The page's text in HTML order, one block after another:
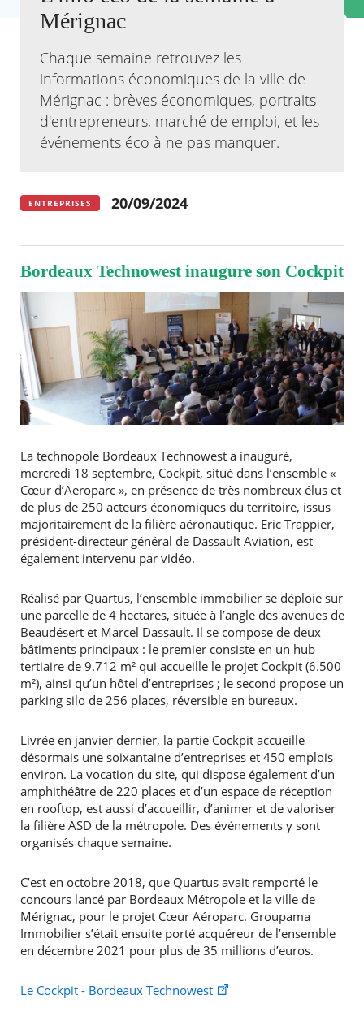
Actualités
Kiosque
Espace de services en ligne
Facebook
X Instagram
Youtube
Linkedin
RECHERCHER ...
Mérignac
Chaque semaine retrouvez les
informations économiques de la ville de
Mérignac : brèves économiques, portraits
d'entrepreneurs, marché de emploi, et les
événements éco à ne pas manquer.
ENTREPRISES 20/09/2024
Bordeaux Technowest inaugure son Cockpit
La technopole Bordeaux Technowest a inauguré,
mercredi 18 septembre, Cockpit, situé dans l’ensemble «
Cœur d’Aeroparc », en présence de très nombreux élus et
de plus de 250 acteurs économiques du territoire, issus
majoritairement de la filière aéronautique. Eric Trappier,
président-directeur général de Dassault Aviation, est
également intervenu par vidéo.
Réalisé par Quartus, l’ensemble immobilier se déploie sur
une parcelle de 4 hectares, située à l’angle des avenues de
Beaudésert et Marcel Dassault. Il se compose de deux
bâtiments principaux : le premier consiste en un hub
tertiaire de 9.712 m² qui accueille le projet Cockpit (6.500
m²), ainsi qu’un hôtel d’entreprises ; le second propose un
parking silo de 256 places, réversible en bureaux.
Livrée en janvier dernier, la partie Cockpit accueille
désormais une soixantaine d’entreprises et 450 emplois
environ. La vocation du site, qui dispose également d’un
amphithéâtre de 220 places et d’un espace de réception
en rooftop, est aussi d’accueillir, d’animer et de valoriser
la filière ASD de la métropole. Des événements y sont
organisés chaque semaine.
C’est en octobre 2018, que Quartus avait remporté le
concours lancé par Bordeaux Métropole et la ville de
Mérignac, pour le projet Cœur Aéroparc. Groupama
Immobilier s’était ensuite porté acquéreur de l’ensemble
en décembre 2021 pour plus de 35 millions d’euros.
Le Cockpit - Bordeaux Technowest